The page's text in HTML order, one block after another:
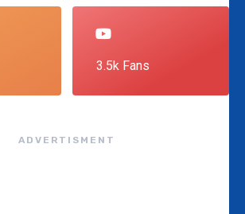
3.5k Fans
ADVERTISMENT